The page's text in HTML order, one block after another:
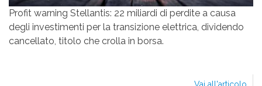
Profit warning Stellantis: 22 miliardi di perdite a causa
degli investimenti per la transizione elettrica, dividendo
cancellato, titolo che crolla in borsa.